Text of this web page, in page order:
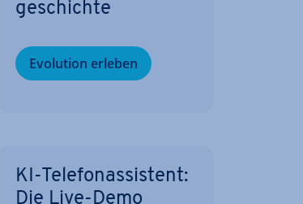
ge­schich­te
Evolution erleben
KI-Te­le­fon­as­sis­tent:
Die Live-Demo